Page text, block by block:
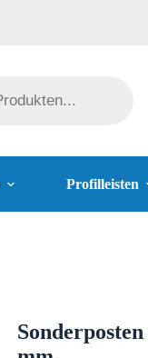
Profilleisten